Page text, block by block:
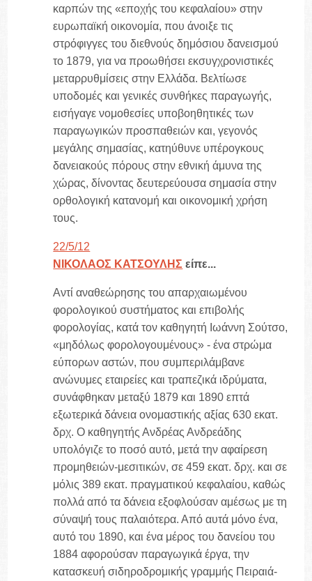
καρπών της «εποχής του κεφαλαίου» στην
ευρωπαϊκή οικονομία, που άνοιξε τις
στρόφιγγες του διεθνούς δημόσιου δανεισμού
το 1879, για να προωθήσει εκσυγχρονιστικές
μεταρρυθμίσεις στην Ελλάδα. Βελτίωσε
υποδομές και γενικές συνθήκες παραγωγής,
εισήγαγε νομοθεσίες υποβοηθητικές των
παραγωγικών προσπαθειών και, γεγονός
μεγάλης σημασίας, κατηύθυνε υπέρογκους
δανειακούς πόρους στην εθνική άμυνα της
χώρας, δίνοντας δευτερεύουσα σημασία στην
ορθολογική κατανομή και οικονομική χρήση
τους.
22/5/12
ΝΙΚΟΛΑΟΣ ΚΑΤΣΟΥΛΗΣ είπε...
Αντί αναθεώρησης του απαρχαιωμένου
φορολογικού συστήματος και επιβολής
φορολογίας, κατά τον καθηγητή Ιωάννη Σούτσο,
«μηδόλως φορολογουμένους» - ένα στρώμα
εύπορων αστών, που συμπεριλάμβανε
ανώνυμες εταιρείες και τραπεζικά ιδρύματα,
συνάφθηκαν μεταξύ 1879 και 1890 επτά
εξωτερικά δάνεια ονομαστικής αξίας 630 εκατ.
δρχ. Ο καθηγητής Ανδρέας Ανδρεάδης
υπολόγιζε το ποσό αυτό, μετά την αφαίρεση
προμηθειών-μεσιτικών, σε 459 εκατ. δρχ. και σε
μόλις 389 εκατ. πραγματικού κεφαλαίου, καθώς
πολλά από τα δάνεια εξοφλούσαν αμέσως με τη
σύναψή τους παλαιότερα. Από αυτά μόνο ένα,
αυτό του 1890, και ένα μέρος του δανείου του
1884 αφορούσαν παραγωγικά έργα, την
κατασκευή σιδηροδρομικής γραμμής Πειραιά-